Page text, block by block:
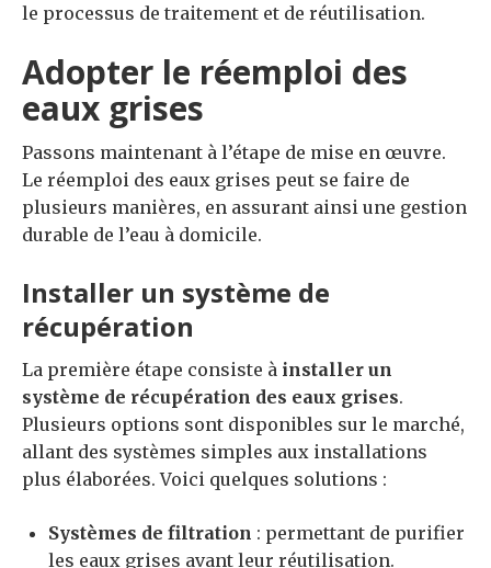
le processus de traitement et de réutilisation.
Adopter le réemploi des
eaux grises
Passons maintenant à l’étape de mise en œuvre.
Le réemploi des eaux grises peut se faire de
plusieurs manières, en assurant ainsi une gestion
durable de l’eau à domicile.
Installer un système de
récupération
La première étape consiste à installer un
système de récupération des eaux grises.
Plusieurs options sont disponibles sur le marché,
allant des systèmes simples aux installations
plus élaborées. Voici quelques solutions :
Systèmes de filtration : permettant de purifier
les eaux grises avant leur réutilisation.